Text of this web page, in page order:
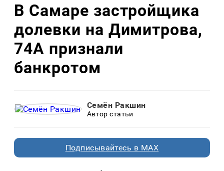
В Самаре застройщика
долевки на Димитрова,
74А признали
банкротом
Семён Ракшин
Автор статьи
Подписывайтесь в MAX